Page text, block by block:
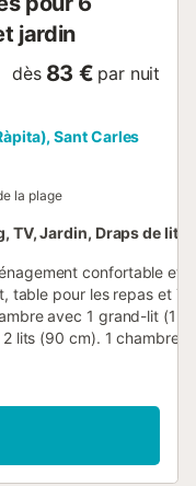
jardin
dès 83 € par nuit
Sant Carles
la plage
TV, Jardin, Draps de lit
confortable et
table pour les repas et
avec 1 grand-lit
lits (90 cm). 1 chambre
WC, douche/WC. Pas de
lave-linge, fer à
gratuit).